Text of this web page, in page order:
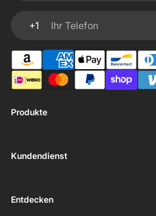
Produkte
Kundendienst
Entdecken
+1
Ihr Telefon